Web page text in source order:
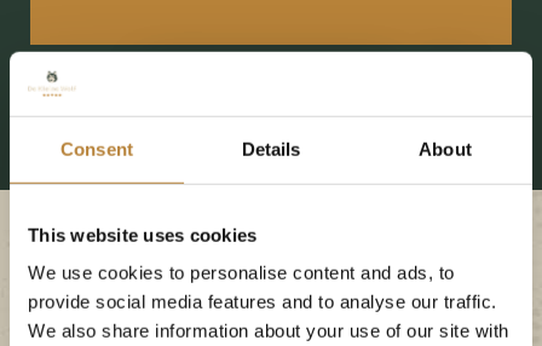
Consent Details About
This website uses cookies
We use cookies to personalise content and ads, to
provide social media features and to analyse our traffic.
We also share information about your use of our site with